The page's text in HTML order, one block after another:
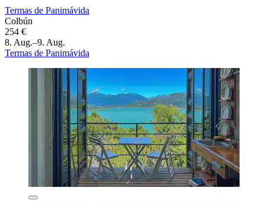
Termas de Panimávida
Colbún
254 €
8. Aug.–9. Aug.
Termas de Panimávida